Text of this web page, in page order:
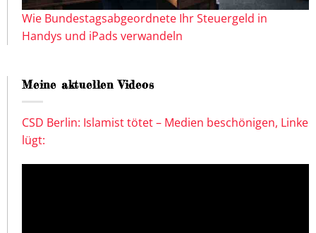
Wie Bundestagsabgeordnete Ihr Steuergeld in
Handys und iPads verwandeln
Meine aktuellen Videos
CSD Berlin: Islamist tötet – Medien beschönigen, Linke
lügt: